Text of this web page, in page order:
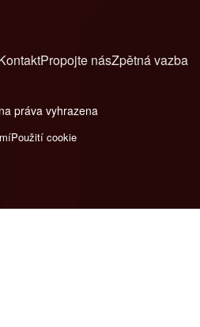
Propojte násZpětná vazba
práva vyhrazena
Použití cookie